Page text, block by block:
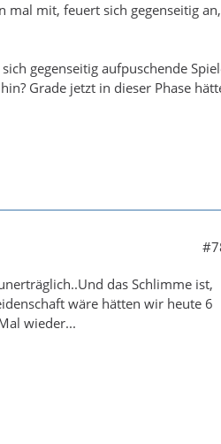
mal mit, feuert sich gegenseitig an,
gegenseitig aufpuschende
Grade jetzt in dieser Phase
das Schlimme ist,
wäre hätten wir heute 6
wieder...